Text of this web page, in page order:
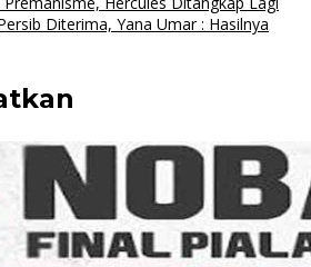
Diterima, Yana Umar : Hasilnya